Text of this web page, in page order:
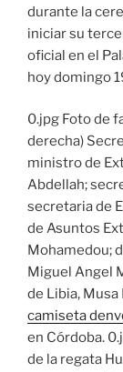
durante la
iniciar su
oficial en el
hoy domingo
0.jpg Foto de
derecha)
ministro de
Abdellah;
secretaria de
de Asuntos
Mohamedou;
Miguel Angel
de Libia, Musa
camiseta
en Córdoba.
de la regata